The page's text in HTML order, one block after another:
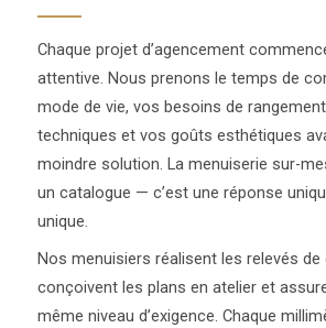
Chaque projet d’agencement
attentive. Nous prenons le temps de
mode de vie, vos besoins de
techniques et vos goûts esthétiques
moindre solution. La menuiserie sur-
un catalogue — c’est une réponse
unique.
Nos menuisiers réalisent les relevés
conçoivent les plans en atelier et
même niveau d’exigence. Chaque